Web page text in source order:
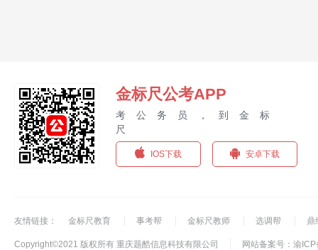
金标尺公考APP
考公务员，到金标
尺
IOS下载 安卓下载
友情链接： 金标尺教育 事考帮 金标尺教师 选调帮 鼎
Copyright©2021 版权所有 重庆题酷信息科技有限公司
网站备案号：渝